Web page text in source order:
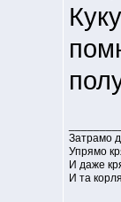
Затрамо
Упрямо
И даже
И та